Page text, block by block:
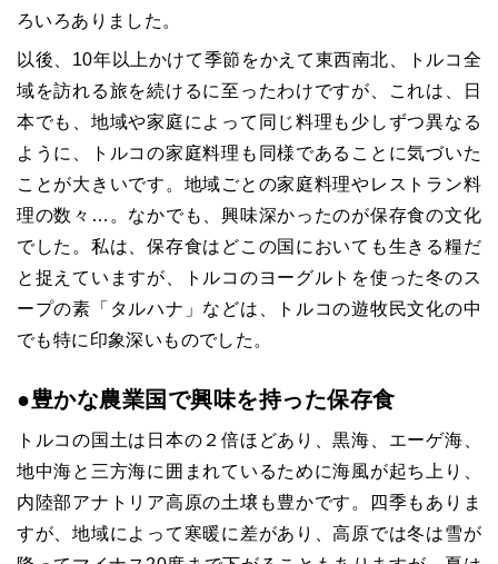
ろいろありました。
以後、10年以上かけて季節をかえて東西南北、トルコ全
域を訪れる旅を続けるに至ったわけですが、これは、日
本でも、地域や家庭によって同じ料理も少しずつ異なる
ように、トルコの家庭料理も同様であることに気づいた
ことが大きいです。地域ごとの家庭料理やレストラン料
理の数々…。なかでも、興味深かったのが保存食の文化
でした。私は、保存食はどこの国においても生きる糧だ
と捉えていますが、トルコのヨーグルトを使った冬のス
ープの素「タルハナ」などは、トルコの遊牧民文化の中
でも特に印象深いものでした。
●豊かな農業国で興味を持った保存食
トルコの国土は日本の２倍ほどあり、黒海、エーゲ海、
地中海と三方海に囲まれているために海風が起ち上り、
内陸部アナトリア高原の土壌も豊かです。四季もありま
すが、地域によって寒暖に差があり、高原では冬は雪が